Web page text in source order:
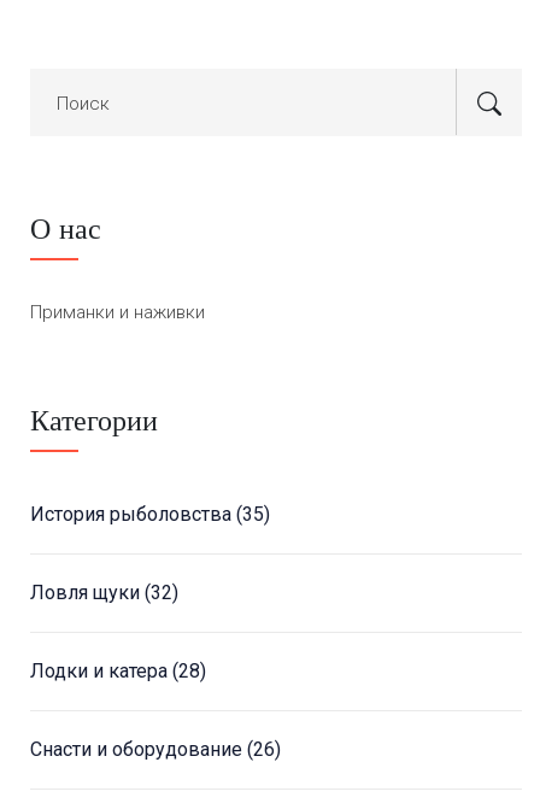
О нас
Приманки и наживки
Категории
История рыболовства (35)
Ловля щуки (32)
Лодки и катера (28)
Снасти и оборудование (26)